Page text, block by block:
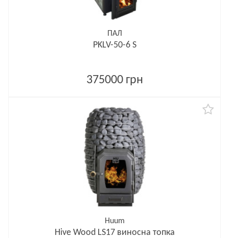
ПАЛ
PKLV-50-6 S
375000 грн
Huum
Hive Wood LS17 виносна топка